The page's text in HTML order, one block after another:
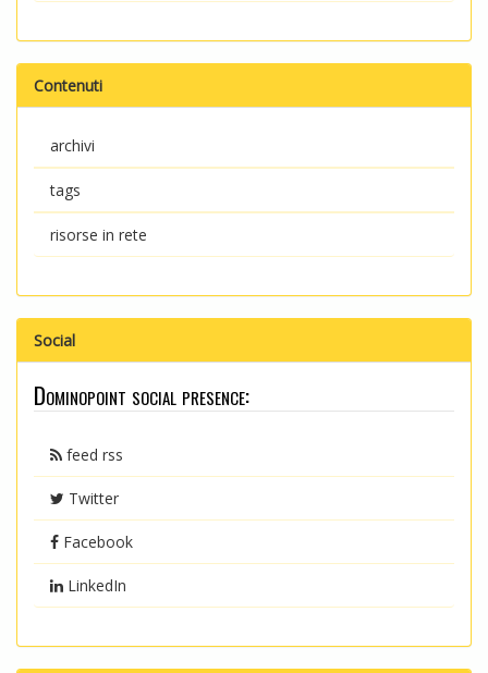
Contenuti
archivi
tags
risorse in rete
Social
Dominopoint social presence:
feed rss
Twitter
Facebook
LinkedIn